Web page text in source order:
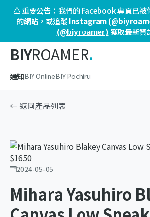
⚠️ 重要公告：我們的 Facebook 專頁已被
的網站 ，或追蹤Instagram
(@biyroamer)獲取最新資
BIYROAMER.
通知BIY OnlineBIY Pochiru
← 返回產品列表
2024-05-05
Mihara Yasuhiro